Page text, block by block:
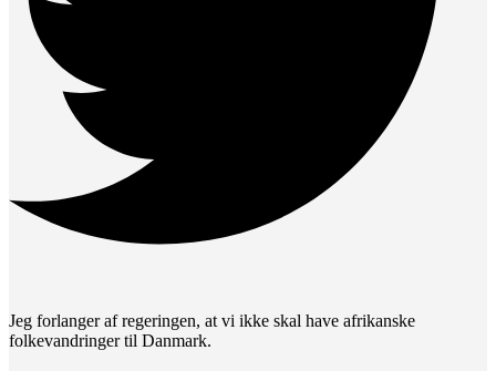
Jeg forlanger af regeringen, at vi ikke skal have afrikanske
folkevandringer til Danmark.